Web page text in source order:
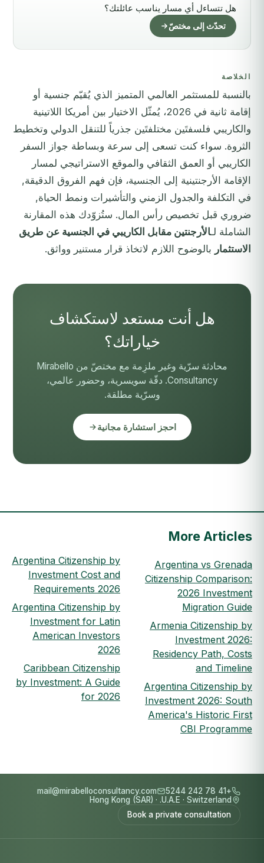
هل تتساءل أي مسار يناسب عائلتك؟
تحدّث إلى مختصّ
الخلاصة
بالنسبة للمستثمر العالمي المتميز الذي يُقيّم جنسية أو
إقامة ثانية في 2026، يُمثّل الاختيار بين أمريكا اللاتينية
والكاريبي فلسفتَين مختلفتَين جذرياً للتنقل الدولي وتخطيط
الثروة. سواء كنت تسعى إلى سرعة وبساطة جواز السفر
الكاريبي أو العمق الثقافي والموقع الاستراتيجي لمسار
الإقامة الأرجنتينية إلى الجنسية، فإن فهم الفروق الدقيقة,
في التكلفة والجدول الزمني والتأشيرات ونمط الحياة,
ضروري قبل تخصيص رأس المال. ستُزوّدك هذه المقارنة
الشاملة لـالأرجنتين مقابل الكاريبي في الجنسية عن طريق
الاستثمار بالوضوح اللازم لاتخاذ قرار مستنير وواثق.
هل أنت مستعد لاستكشاف
خياراتك؟
محادثة سرّية وغير ملزِمة مع مختصّ من Mirabello
Consultancy. دقّة سويسرية، وحضور عالمي،
وسرّية مطلقة.
احجز استشارة مجانية
More Articles
Argentina vs Grenada
Citizenship Comparison:
2026 Investment
Migration Guide
Armenia Citizenship by
Investment 2026:
Residency Path, Costs
and Timeline
Argentina Citizenship by
Investment 2026: South
America's Historic First
CBI Programme
Argentina Citizenship by
Investment Cost and
Requirements 2026
Argentina Citizenship by
Investment for Latin
American Investors
2026
Caribbean Citizenship
by Investment: A Guide
for 2026
+41 78 242 5244
mail@mirabelloconsultancy.com
Switzerland
·
U.A.E.
·
Hong Kong (SAR)
Book a private consultation